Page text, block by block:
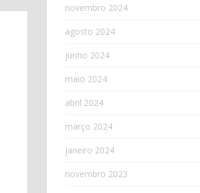
novembro 2024
agosto 2024
junho 2024
maio 2024
abril 2024
março 2024
janeiro 2024
novembro 2023